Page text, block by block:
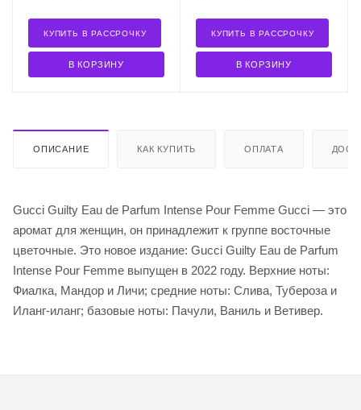
В КОРЗИНУ
КУПИТЬ В РАССРОЧКУ
В КОРЗИНУ
КУПИТЬ В РАССРОЧКУ
ОПИСАНИЕ КАК КУПИТЬ ОПЛАТА
Gucci Guilty Eau de Parfum Intense Pour Femme Gucci — это
аромат для женщин, он принадлежит к группе восточные
цветочные. Это новое издание: Gucci Guilty Eau de Parfum
Intense Pour Femme выпущен в 2022 году. Верхние ноты:
Фиалка, Мандор и Личи; средние ноты: Слива, Тубероза и
Иланг-иланг; базовые ноты: Пачули, Ваниль и Ветивер.